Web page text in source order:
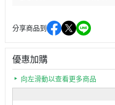
分享商品到
優惠加購
向左滑動以查看更多商品